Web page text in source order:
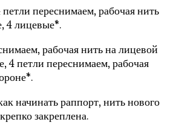
переснимаем, рабочая нить
4 лицевые*.
рабочая нить на лицевой
4 петли переснимаем, рабочая
начинать раппорт, нить нового
закреплена.